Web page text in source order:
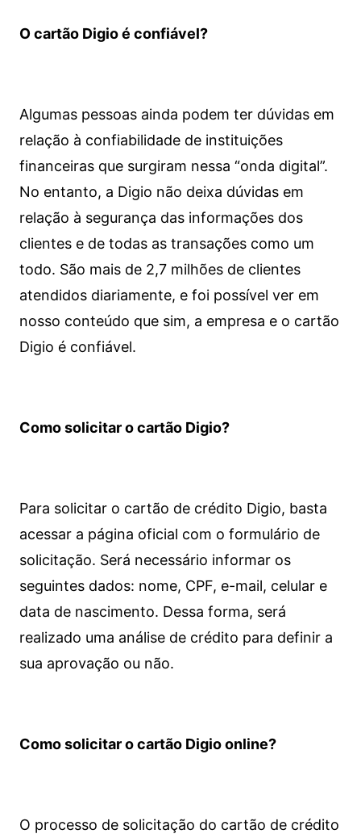
O cartão Digio é confiável?
Algumas pessoas ainda podem ter dúvidas em
relação à confiabilidade de instituições
financeiras que surgiram nessa “onda digital”.
No entanto, a Digio não deixa dúvidas em
relação à segurança das informações dos
clientes e de todas as transações como um
todo. São mais de 2,7 milhões de clientes
atendidos diariamente, e foi possível ver em
nosso conteúdo que sim, a empresa e o cartão
Digio é confiável.
Como solicitar o cartão Digio?
Para solicitar o cartão de crédito Digio, basta
acessar a página oficial com o formulário de
solicitação. Será necessário informar os
seguintes dados: nome, CPF, e-mail, celular e
data de nascimento. Dessa forma, será
realizado uma análise de crédito para definir a
sua aprovação ou não.
Como solicitar o cartão Digio online?
O processo de solicitação do cartão de crédito